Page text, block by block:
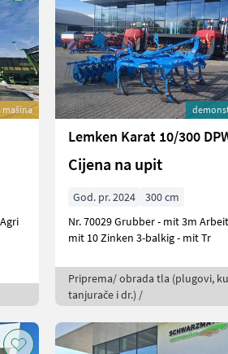
mašina
Lemken Karat 10/300
Cijena na upit
God. pr. 2024
300 cm
Nr. 70029 Grubber - mit 3m Arbeitsbreite -
mit 10 Zinken 3-balkig - mit Tr
Priprema/ obrada tla (plugovi,
tanjurače i dr.) /